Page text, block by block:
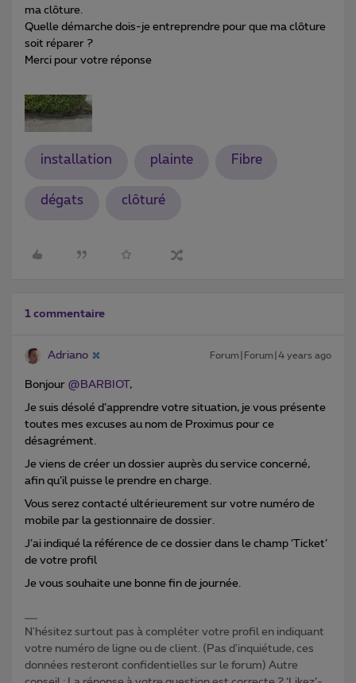
ma clôture.
Quelle démarche dois-je entreprendre pour que ma clôture
soit réparer ?
Merci pour votre réponse
installation plainte Fibre
dégats clôturé
1 commentaire
Adriano Forum|Forum|4 years ago
Bonjour @BARBIOT,
Je suis désolé d’apprendre votre situation, je vous présente
toutes mes excuses au nom de Proximus pour ce
désagrément.
Je viens de créer un dossier auprès du service concerné,
afin qu’il puisse le prendre en charge.
Vous serez contacté ultérieurement sur votre numéro de
mobile par la gestionnaire de dossier.
J’ai indiqué la référence de ce dossier dans le champ ‘Ticket’
de votre profil
Je vous souhaite une bonne fin de journée.
N'hésitez surtout pas à compléter votre profil en indiquant
votre numéro de ligne ou de client. (Pas d'inquiétude, ces
données resteront confidentielles sur le forum) Autre